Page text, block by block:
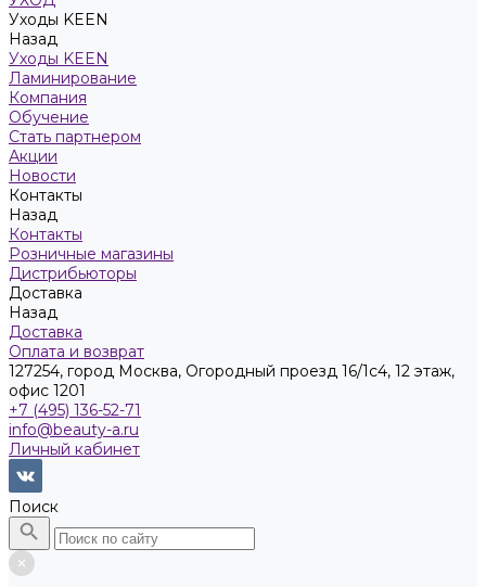
Уходы KEEN
Назад
Уходы KEEN
Ламинирование
Компания
Обучение
Стать партнером
Акции
Новости
Контакты
Назад
Контакты
Розничные магазины
Дистрибьюторы
Доставка
Назад
Доставка
Оплата и возврат
127254, город Москва, Огородный проезд 16/1с4, 12 этаж,
офис 1201
+7 (495) 136-52-71
info@beauty-a.ru
Личный кабинет
Поиск